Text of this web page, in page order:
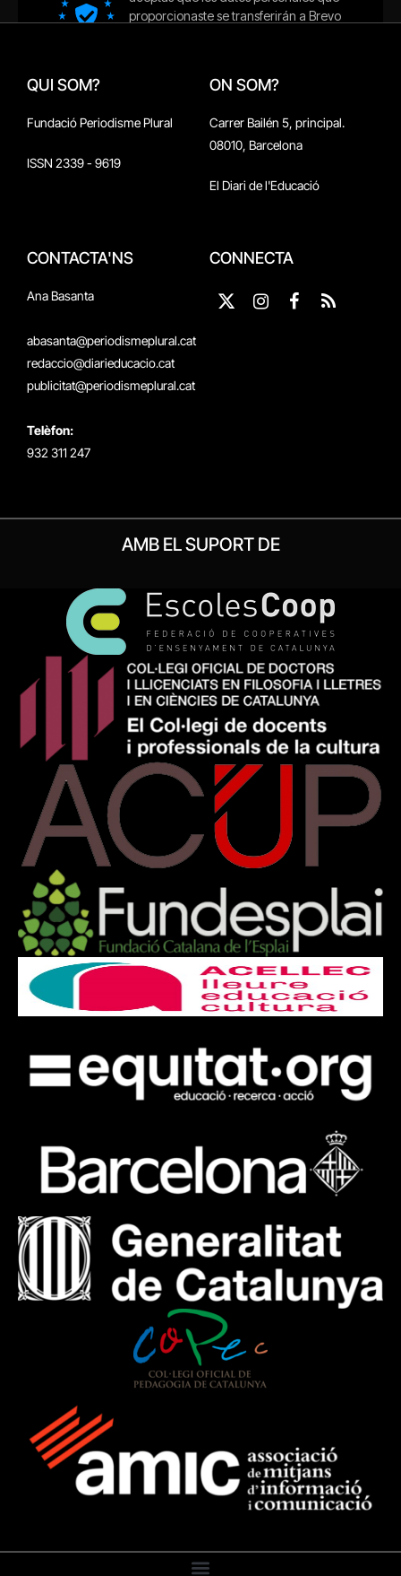
QUI SOM?
Fundació Periodisme Plural
ISSN 2339 - 9619
ON SOM?
Carrer Bailén 5, principal.
08010, Barcelona
El Diari de l'Educació
CONTACTA'NS
Ana Basanta
abasanta@periodismeplural.cat
redaccio@diarieducacio.cat
publicitat@periodismeplural.cat
Telèfon:
932 311 247
CONNECTA
X
Instagram
Facebook
RSS
AMB EL SUPORT DE